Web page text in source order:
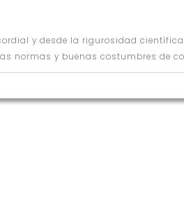
y desde la rigurosidad
normas y buenas costumbres de